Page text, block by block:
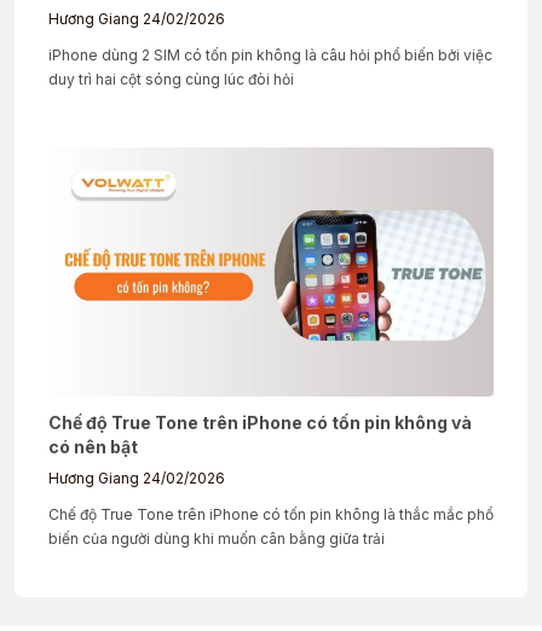
Hương Giang 24/02/2026
iPhone dùng 2 SIM có tốn pin không là câu hỏi phổ biến bởi việc
duy trì hai cột sóng cùng lúc đòi hỏi
Chế độ True Tone trên iPhone có tốn pin không và
có nên bật
Hương Giang 24/02/2026
Chế độ True Tone trên iPhone có tốn pin không là thắc mắc phổ
biến của người dùng khi muốn cân bằng giữa trải